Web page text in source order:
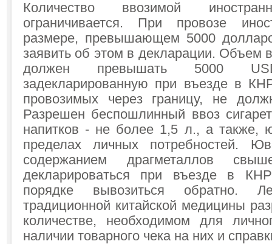
Количество ввозимой
ограничивается. При провозе
размере, превышающем 5000
заявить об этом в декларации. Объем
должен превышать 5000
задекларированную при въезде в
провозимых через границу, не
Разрешен беспошлинный ввоз
напитков - не более 1,5 л., а также,
пределах личных потребностей.
содержанием драгметаллов
декларироваться при въезде в
порядке вывозиться обратно.
традиционной китайской медицины
количестве, необходимом для
наличии товарного чека на них и